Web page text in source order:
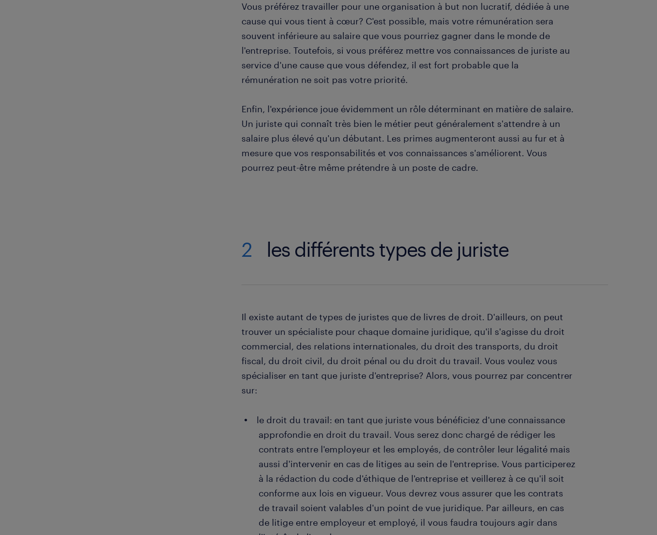
Vous préférez travailler pour une organisation à but non lucratif, dédiée à une
cause qui vous tient à cœur? C'est possible, mais votre rémunération sera
souvent inférieure au salaire que vous pourriez gagner dans le monde de
l'entreprise. Toutefois, si vous préférez mettre vos connaissances de juriste au
service d'une cause que vous défendez, il est fort probable que la
rémunération ne soit pas votre priorité.
Enfin, l'expérience joue évidemment un rôle déterminant en matière de salaire.
Un juriste qui connaît très bien le métier peut généralement s'attendre à un
salaire plus élevé qu'un débutant. Les primes augmenteront aussi au fur et à
mesure que vos responsabilités et vos connaissances s'améliorent. Vous
pourrez peut-être même prétendre à un poste de cadre.
2 les différents types de juriste
Il existe autant de types de juristes que de livres de droit. D'ailleurs, on peut
trouver un spécialiste pour chaque domaine juridique, qu'il s'agisse du droit
commercial, des relations internationales, du droit des transports, du droit
fiscal, du droit civil, du droit pénal ou du droit du travail. Vous voulez vous
spécialiser en tant que juriste d'entreprise? Alors, vous pourrez par concentrer
sur:
le droit du travail: en tant que juriste vous bénéficiez d'une connaissance
approfondie en droit du travail. Vous serez donc chargé de rédiger les
contrats entre l'employeur et les employés, de contrôler leur légalité mais
aussi d'intervenir en cas de litiges au sein de l'entreprise. Vous participerez
à la rédaction du code d'éthique de l'entreprise et veillerez à ce qu'il soit
conforme aux lois en vigueur. Vous devrez vous assurer que les contrats
de travail soient valables d'un point de vue juridique. Par ailleurs, en cas
de litige entre employeur et employé, il vous faudra toujours agir dans